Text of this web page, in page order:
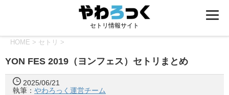
セトリ情報サイト
HOME > セトリ >
YON FES 2019（ヨンフェス）セトリまとめ
2025/06/21
執筆： やわろっく運営チーム